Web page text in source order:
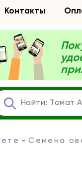
Контакты
Семена